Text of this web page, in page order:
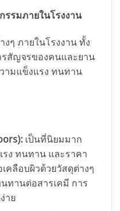
รรมภายในโรงงาน
ๆ ภายในโรงงาน ทั้ง
รสัญจรของคนและยาน
ามแข็งแรง ทนทาน
เป็นที่นิยมมาก
ง ทนทาน และราคา
คลือบผิวด้วยวัสดุต่างๆ
ทานต่อสารเคมี การ
าย